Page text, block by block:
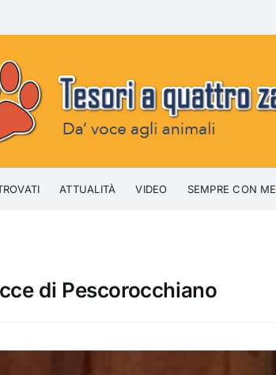
ATTUALITÀ VIDEO SEMPRE CON ME
di Pescorocchiano